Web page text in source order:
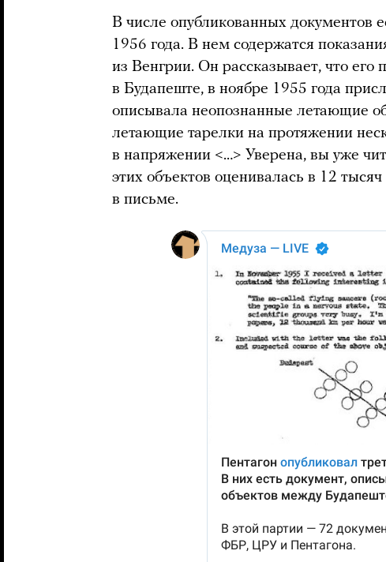
В числе опубликованных документов
1956 года. В нем содержатся
из Венгрии. Он рассказывает, что
в Будапеште, в ноябре 1955 года
описывала неопознанные летающие
летающие тарелки на протяжении
в напряжении <…> Уверена, вы уже
этих объектов оценивалась в 12
в письме.